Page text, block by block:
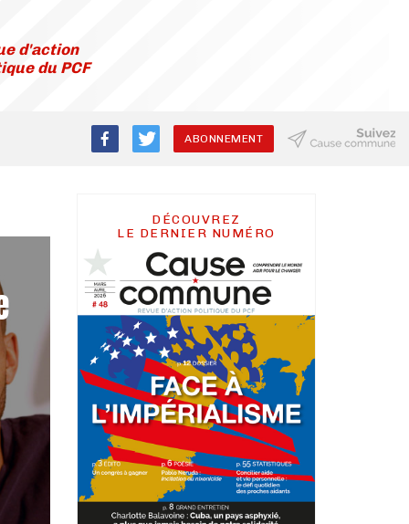
d'action
du PCF
ABONNEMENT
DÉCOUVREZ
LE DERNIER NUMÉRO